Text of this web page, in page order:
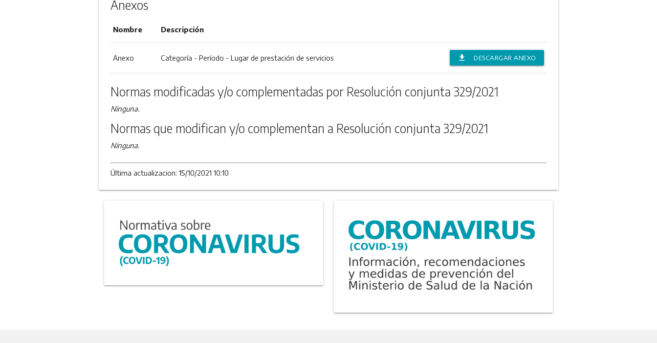
Anexos
Nombre Descripción
Anexo Categoría - Período - Lugar de prestación de servicios file_download DESCARGAR ANEXO
Normas modificadas y/o complementadas por Resolución conjunta 329/2021
Ninguna.
Normas que modifican y/o complementan a Resolución conjunta 329/2021
Ninguna.
Última actualizacion: 15/10/2021 10:10